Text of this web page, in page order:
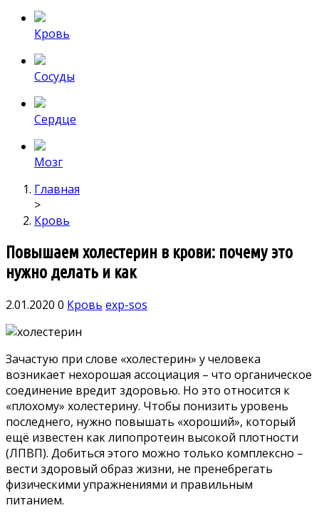
Кровь
Сосуды
Сердце
Мозг
Главная
>
Кровь
Повышаем холестерин в крови: почему это
нужно делать и как
2.01.2020 0 Кровь exp-sos
Зачастую при слове «холестерин» у человека
возникает нехорошая ассоциация – что органическое
соединение вредит здоровью. Но это относится к
«плохому» холестерину. Чтобы понизить уровень
последнего, нужно повышать «хороший», который
ещё известен как липопротеин высокой плотности
(ЛПВП). Добиться этого можно только комплексно –
вести здоровый образ жизни, не пренебрегать
физическими упражнениями и правильным
питанием.